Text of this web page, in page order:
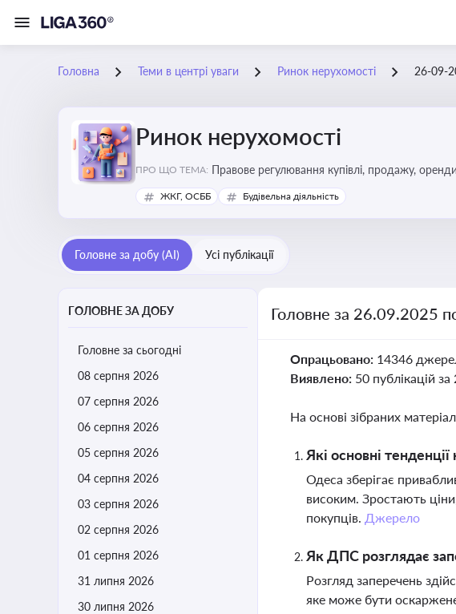
Головна Теми в центрі уваги Ринок нерухомості 26-09-
Ринок нерухомості
ПРО ЩО ТЕМА: Правове регулювання купівлі, продажу,
об’єктів майна
ЖКГ, ОСББ Будівельна діяльність
Головне за добу (AI) Усі публікації
ГОЛОВНЕ ЗА ДОБУ
Головне за сьогодні
08 серпня 2026
07 серпня 2026
06 серпня 2026
05 серпня 2026
04 серпня 2026
03 серпня 2026
02 серпня 2026
01 серпня 2026
31 липня 2026
30 липня 2026
Головне за 26.09.2025
Опрацьовано: 14346
Виявлено: 50 публікацій
На основі зібраних
Які основні
Одеса зберігає
високим. Зростають
покупців. Джерело
Як ДПС розглядає
Розгляд заперечень
яке може бути